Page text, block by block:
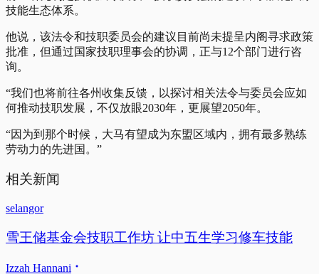
技能生态体系。
他说，该法令和技职委员会的建议目前尚未提呈内阁寻求政策
批准，但通过国家技职理事会的协调，正与12个部门进行咨
询。
“我们也将前往各州收集反馈，以探讨相关法令与委员会应如
何推动技职发展，不仅放眼2030年，更展望2050年。
“因为到那个时候，大马有望成为东盟区域内，拥有最多熟练
劳动力的先进国。”
相关新闻
selangor
雪王储基金会技职工作坊 让中五生学习修车技能
Izzah Hannani